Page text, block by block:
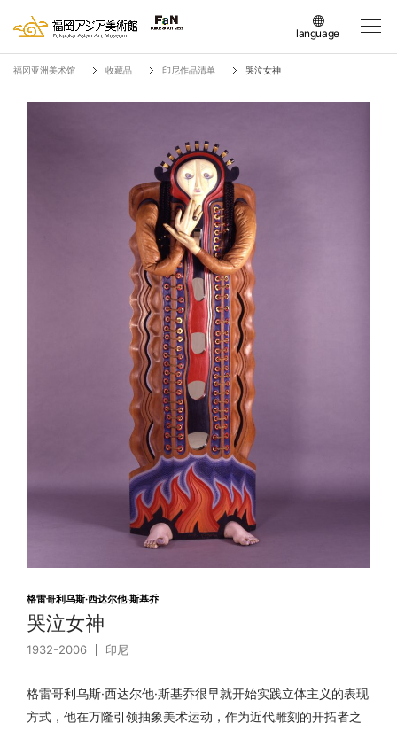
language
日本語
福冈亚洲美术馆 收藏品 印尼作品清单 哭泣女神
格雷哥利乌斯·西达尔他·斯基乔
哭泣女神
1932-2006 印尼
格雷哥利乌斯·西达尔他·斯基乔很早就开始实践立体主义的表现
方式，他在万隆引领抽象美术运动，作为近代雕刻的开拓者之